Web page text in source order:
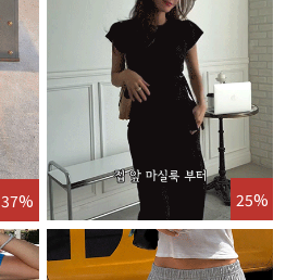
37% 25%